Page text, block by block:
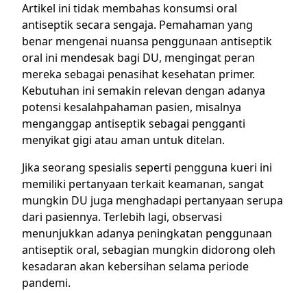
Artikel ini tidak membahas konsumsi oral
antiseptik secara sengaja. Pemahaman yang
benar mengenai nuansa penggunaan antiseptik
oral ini mendesak bagi DU, mengingat peran
mereka sebagai penasihat kesehatan primer.
Kebutuhan ini semakin relevan dengan adanya
potensi kesalahpahaman pasien, misalnya
menganggap antiseptik sebagai pengganti
menyikat gigi atau aman untuk ditelan.
Jika seorang spesialis seperti pengguna kueri ini
memiliki pertanyaan terkait keamanan, sangat
mungkin DU juga menghadapi pertanyaan serupa
dari pasiennya. Terlebih lagi, observasi
menunjukkan adanya peningkatan penggunaan
antiseptik oral, sebagian mungkin didorong oleh
kesadaran akan kebersihan selama periode
pandemi.